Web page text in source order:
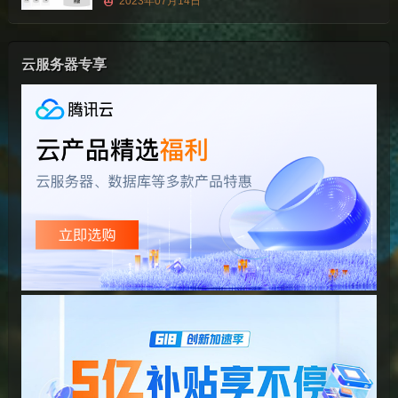
云服务器专享